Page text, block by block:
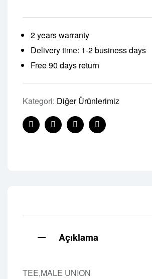
2 years warranty
Delivery time: 1-2 business days
Free 90 days return
Kategori: Diğer Ürünlerimiz
FacebookTwitterLinkedinPinterest
Açıklama
TEE,MALE UNION